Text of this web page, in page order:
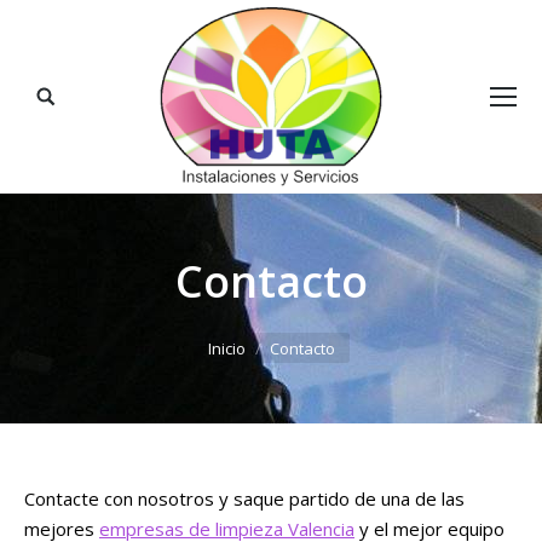
Buscar:
Contacto
Estás aquí:
Inicio Contacto
Contacte con nosotros y saque partido de una de las
mejores empresas de limpieza Valencia y el mejor equipo